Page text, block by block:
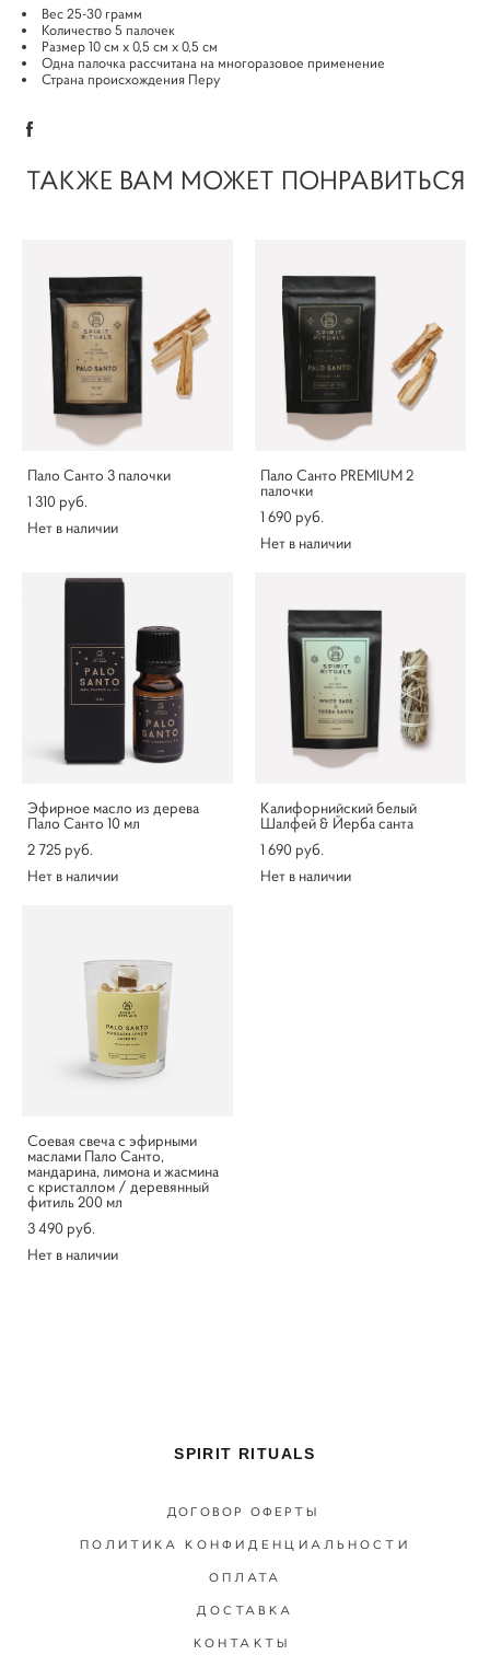
Вес 25-30 грамм
Количество 5 палочек
Размер 10 см х 0,5 см х 0,5 см
Одна палочка рассчитана на многоразовое применение
Страна происхождения Перу
ТАКЖЕ ВАМ МОЖЕТ ПОНРАВИТЬСЯ
Пало Санто 3 палочки
1 310 pуб.
Нет в наличии
Пало Санто PREMIUM 2
палочки
1 690 pуб.
Нет в наличии
Эфирное масло из дерева
Пало Санто 10 мл
2 725 pуб.
Нет в наличии
Калифорнийский белый
Шалфей & Йерба санта
1 690 pуб.
Нет в наличии
Соевая свеча с эфирными
маслами Пало Санто,
мандарина, лимона и жасмина
с кристаллом / деревянный
фитиль 200 мл
3 490 pуб.
Нет в наличии
SPIRIT RITUALS
ДОГОВОР ОФЕРТЫ
ПОЛИТИКА КОНФИДЕНЦИАЛЬНОСТИ
ОПЛАТА
ДОСТАВКА
КОНТАКТЫ